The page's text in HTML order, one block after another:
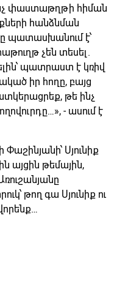
փաստաթղթի հիման
հանձնման
պատասխանում է՝
չեն տեսել.
պատրաստ է կռիվ
իր հողը, բայց
թե ինչ
- ասում է
Սյունիք
այցին թեմային,
թող գա Սյունիք ու